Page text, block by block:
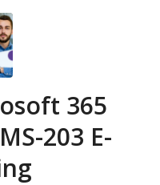
365
203 E-